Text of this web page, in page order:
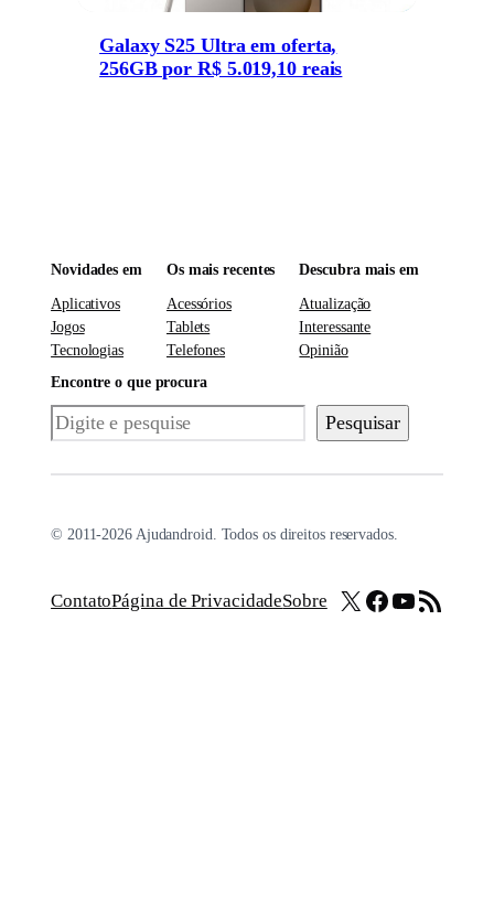
Galaxy S25 Ultra em oferta,
256GB por R$ 5.019,10 reais
Novidades em
Aplicativos
Jogos
Tecnologias
Os mais recentes
Acessórios
Tablets
Telefones
Descubra mais em
Atualização
Interessante
Opinião
Encontre o que procura
Pesquisar Pesquisar
© 2011-2026 Ajudandroid. Todos os direitos reservados.
ContatoPágina de PrivacidadeSobre X Facebook
Youtube
Feed RSS